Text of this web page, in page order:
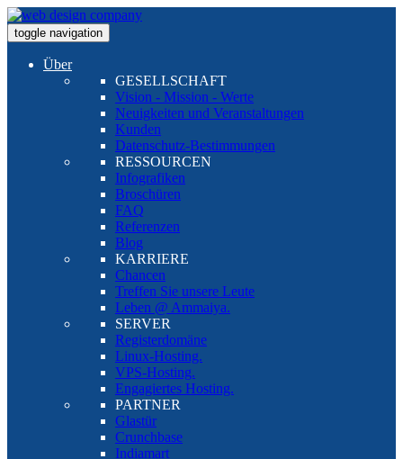
toggle navigation
Über
GESELLSCHAFT
Vision - Mission - Werte
Neuigkeiten und Veranstaltungen
Kunden
Datenschutz-Bestimmungen
RESSOURCEN
Infografiken
Broschüren
FAQ
Referenzen
Blog
KARRIERE
Chancen
Treffen Sie unsere Leute
Leben @ Ammaiya.
SERVER
Registerdomäne
Linux-Hosting.
VPS-Hosting.
Engagiertes Hosting.
PARTNER
Glastür
Crunchbase
Indiamart